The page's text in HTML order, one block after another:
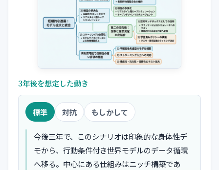
3年後を想定した動き
標準 対抗 もしかして
今後三年で、このシナリオは印象的な身体性デ
モから、行動条件付き世界モデルのデータ循環
へ移る。中心にある仕組みはニッチ構築であ